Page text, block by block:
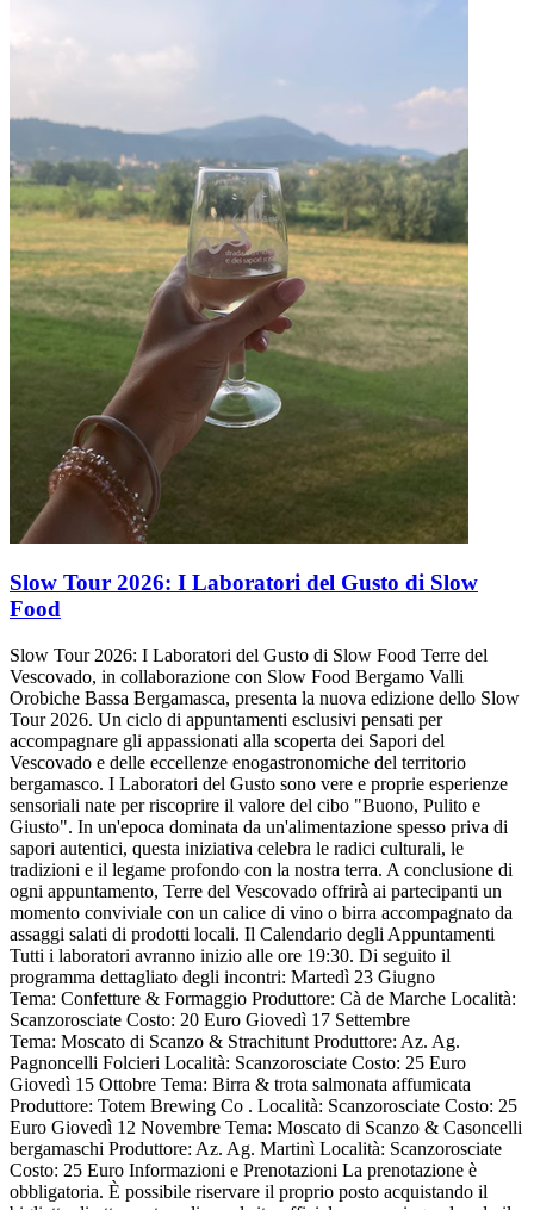
Slow Tour 2026: I Laboratori del Gusto di Slow
Food
Slow Tour 2026: I Laboratori del Gusto di Slow Food Terre del
Vescovado, in collaborazione con Slow Food Bergamo Valli
Orobiche Bassa Bergamasca, presenta la nuova edizione dello Slow
Tour 2026. Un ciclo di appuntamenti esclusivi pensati per
accompagnare gli appassionati alla scoperta dei Sapori del
Vescovado e delle eccellenze enogastronomiche del territorio
bergamasco. I Laboratori del Gusto sono vere e proprie esperienze
sensoriali nate per riscoprire il valore del cibo "Buono, Pulito e
Giusto". In un'epoca dominata da un'alimentazione spesso priva di
sapori autentici, questa iniziativa celebra le radici culturali, le
tradizioni e il legame profondo con la nostra terra. A conclusione di
ogni appuntamento, Terre del Vescovado offrirà ai partecipanti un
momento conviviale con un calice di vino o birra accompagnato da
assaggi salati di prodotti locali. Il Calendario degli Appuntamenti
Tutti i laboratori avranno inizio alle ore 19:30. Di seguito il
programma dettagliato degli incontri: Martedì 23 Giugno
Tema: Confetture & Formaggio Produttore: Cà de Marche Località:
Scanzorosciate Costo: 20 Euro Giovedì 17 Settembre
Tema: Moscato di Scanzo & Strachitunt Produttore: Az. Ag.
Pagnoncelli Folcieri Località: Scanzorosciate Costo: 25 Euro
Giovedì 15 Ottobre Tema: Birra & trota salmonata affumicata
Produttore: Totem Brewing Co . Località: Scanzorosciate Costo: 25
Euro Giovedì 12 Novembre Tema: Moscato di Scanzo & Casoncelli
bergamaschi Produttore: Az. Ag. Martinì Località: Scanzorosciate
Costo: 25 Euro Informazioni e Prenotazioni La prenotazione è
obbligatoria. È possibile riservare il proprio posto acquistando il